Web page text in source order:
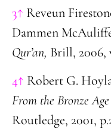
3↑ Reveun
Dammen
Qur’an, Brill, 2006,
4↑ Robert G.
From the Bronze
Routledge, 2001,